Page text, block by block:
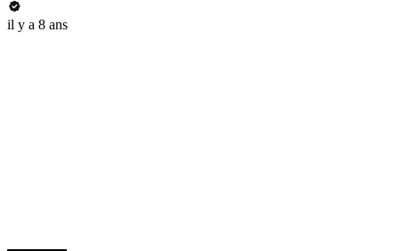
il y a 8 ans